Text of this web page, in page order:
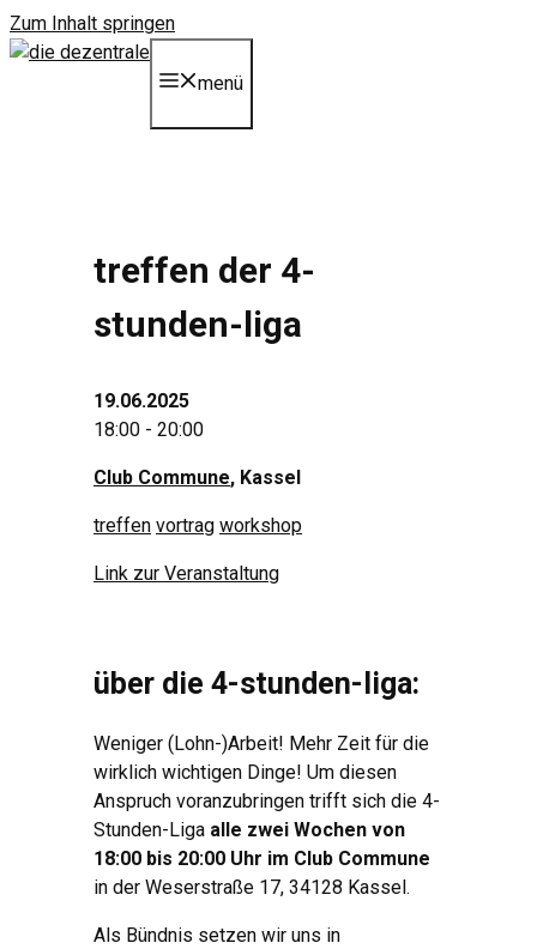
Zum Inhalt springen
menü
treffen der 4-
stunden-liga
19.06.2025
18:00 - 20:00
Club Commune, Kassel
treffen vortrag workshop
Link zur Veranstaltung
über die 4-stunden-liga:
Weniger (Lohn-)Arbeit! Mehr Zeit für die
wirklich wichtigen Dinge! Um diesen
Anspruch voranzubringen trifft sich die 4-
Stunden-Liga alle zwei Wochen von
18:00 bis 20:00 Uhr im Club Commune
in der Weserstraße 17, 34128 Kassel.
Als Bündnis setzen wir uns in